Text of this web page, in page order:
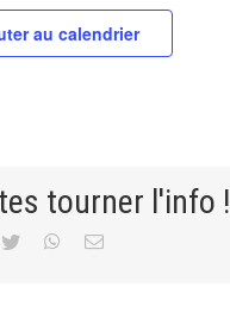
au calendrier
tourner l'info !
Twitter WhatsApp
Email